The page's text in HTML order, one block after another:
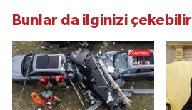
Bunlar da ilginizi çekebilir